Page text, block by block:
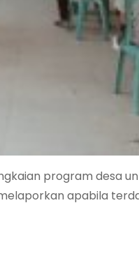
program desa
apabila